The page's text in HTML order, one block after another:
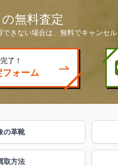
の無料査定
きない場合は、無料でキャンセ
了！
ォーム
の革靴
取方法